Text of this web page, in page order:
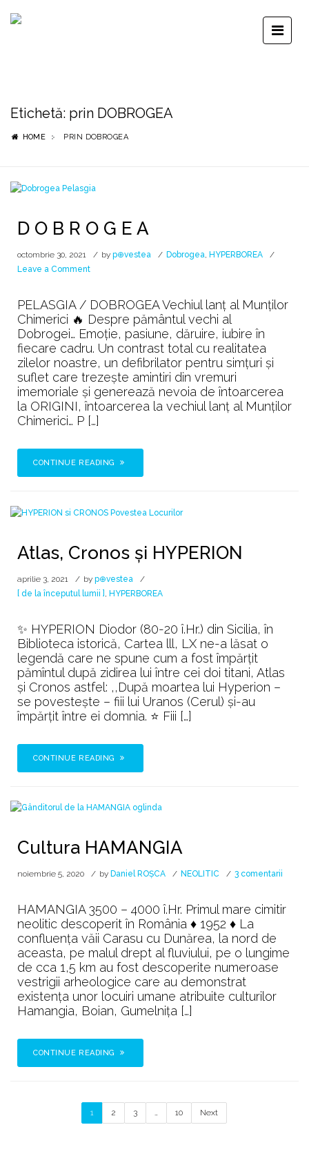
Etichetă: prin DOBROGEA
HOME PRIN DOBROGEA
D O B R O G E A
octombrie 30, 2021 by p⊕vestea Dobrogea, HYPERBOREA
Leave a Commenton
B
R
O
G
E
A
PELASGIA / DOBROGEA Vechiul lanț al Munților
Chimerici 🔥 Despre pământul vechi al
Dobrogei… Emoție, pasiune, dăruire, iubire în
fiecare cadru. Un contrast total cu realitatea
zilelor noastre, un defibrilator pentru simțuri și
suflet care trezește amintiri din vremuri
imemoriale și generează nevoia de întoarcerea
la ORIGINI, întoarcerea la vechiul lanț al Munților
Chimerici… P […]
CONTINUE READING
Atlas, Cronos şi HYPERION
aprilie 3, 2021 by p⊕vestea
[ de la începutul lumii ] HYPERBOREA
✨ HYPERION Diodor (80-20 î.Hr.) din Sicilia, în
Biblioteca istorică, Cartea lll, LX ne-a lăsat o
legendă care ne spune cum a fost împărțit
pămîntul după zidirea lui între cei doi titani, Atlas
și Cronos astfel: ,,După moartea lui Hyperion –
se povesteşte – fiii lui Uranos (Cerul) şi-au
împărţit între ei domnia. ⭐ Fiii […]
CONTINUE READING
Cultura HAMANGIA
noiembrie 5, 2020 by Daniel ROȘCA NEOLITIC 3 comentarii
HAMANGIA 3500 – 4000 î.Hr. Primul mare cimitir
neolitic descoperit în România ♦ 1952 ♦ La
confluenţa văii Carasu cu Dunărea, la nord de
aceasta, pe malul drept al fluviului, pe o lungime
de cca 1,5 km au fost descoperite numeroase
vestrigii arheologice care au demonstrat
existenţa unor locuiri umane atribuite culturilor
Hamangia, Boian, Gumelniţa […]
CONTINUE READING
1 2 3 … 10 Next